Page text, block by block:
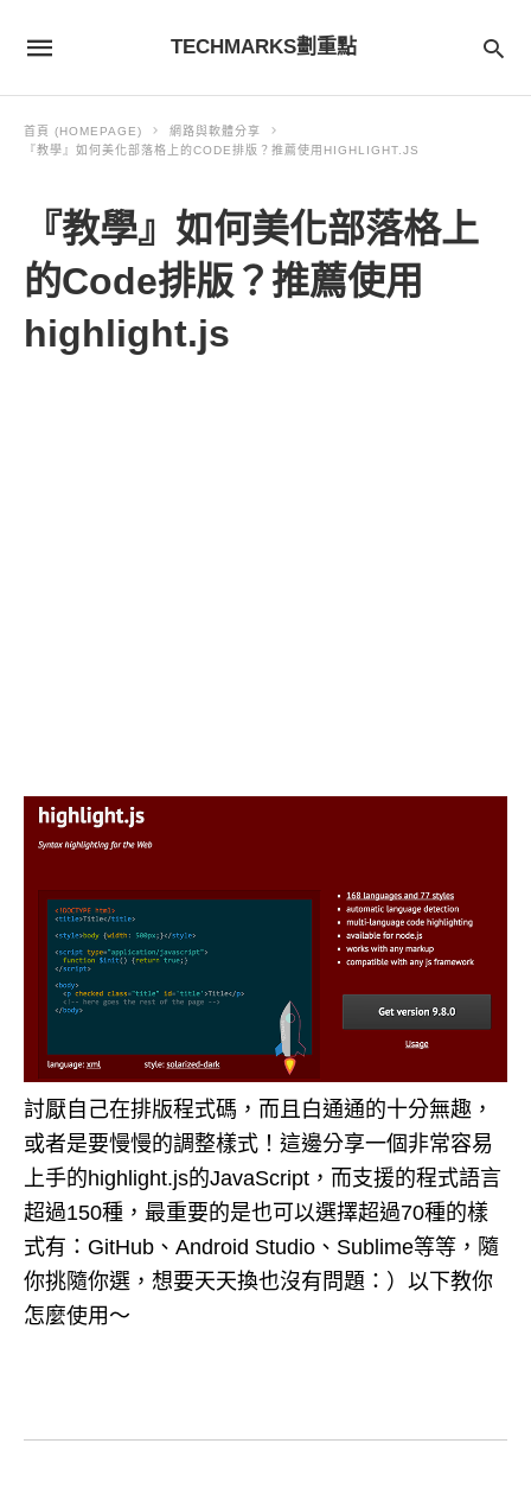
TECHMARKS劃重點
首頁 (HOMEPAGE)
網路與軟體分享
『教學』如何美化部落格上的CODE排版？推薦使用HIGHLIGHT.JS
『教學』如何美化部落格上
的Code排版？推薦使用
highlight.js
討厭自己在排版程式碼，而且白通通的十分無趣，
或者是要慢慢的調整樣式！這邊分享一個非常容易
上手的highlight.js的JavaScript，而支援的程式語言
超過150種，最重要的是也可以選擇超過70種的樣
式有：GitHub、Android Studio、Sublime等等，隨
你挑隨你選，想要天天換也沒有問題：）以下教你
怎麼使用～